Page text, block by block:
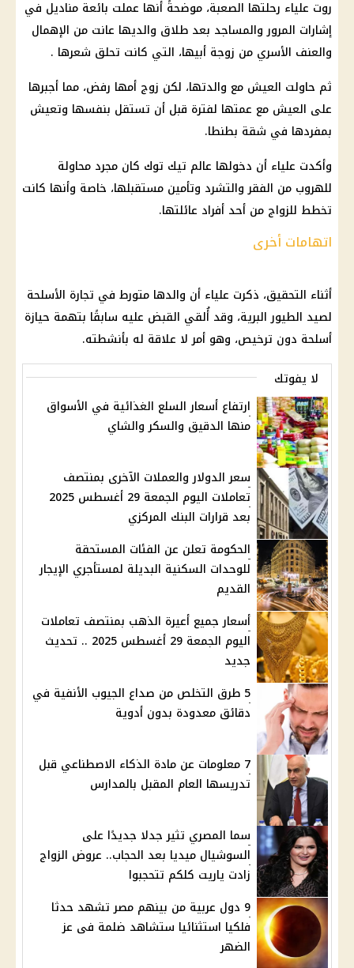
روت علياء رحلتها الصعبة، موضحةً أنها عملت بائعة مناديل في
إشارات المرور والمساجد بعد طلاق والديها عانت من الإهمال
والعنف الأسري من زوجة أبيها، التي كانت تحلق شعرها .
ثم حاولت العيش مع والدتها، لكن زوج أمها رفض، مما أجبرها
على العيش مع عمتها لفترة قبل أن تستقل بنفسها وتعيش
بمفردها في شقة بطنطا.
وأكدت علياء أن دخولها عالم تيك توك كان مجرد محاولة
للهروب من الفقر والتشرد وتأمين مستقبلها، خاصة وأنها كانت
تخطط للزواج من أحد أفراد عائلتها.
اتهامات أخرى
أثناء التحقيق، ذكرت علياء أن والدها متورط في تجارة الأسلحة
لصيد الطيور البرية، وقد أُلقي القبض عليه سابقًا بتهمة حيازة
أسلحة دون ترخيص، وهو أمر لا علاقة له بأنشطته.
لا يفوتك
ارتفاع أسعار السلع الغذائية في الأسواق
منها الدقيق والسكر والشاي
سعر الدولار والعملات الآخرى بمنتصف
تعاملات اليوم الجمعة 29 أغسطس 2025
بعد قرارات البنك المركزي
الحكومة تعلن عن الفئات المستحقة
للوحدات السكنية البديلة لمستأجري الإيجار
القديم
أسعار جميع أعيرة الذهب بمنتصف تعاملات
اليوم الجمعة 29 أغسطس 2025 .. تحديث
جديد
5 طرق التخلص من صداع الجيوب الأنفية في
دقائق معدودة بدون أدوية
7 معلومات عن مادة الذكاء الاصطناعي قبل
تدريسها العام المقبل بالمدارس
سما المصري تثير جدلا جديدًا على
السوشيال ميديا بعد الحجاب.. عروض الزواج
زادت ياريت كلكم تتحجبوا
9 دول عربية من بينهم مصر تشهد حدثا
فلكيا استثنائيا ستشاهد ضلمة فى عز
الضهر